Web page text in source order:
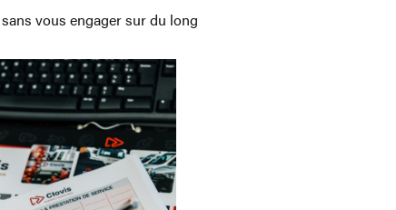
sans vous engager sur du long